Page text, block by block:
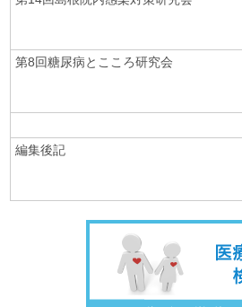
第8回糖尿病とこころ研究会
編集後記